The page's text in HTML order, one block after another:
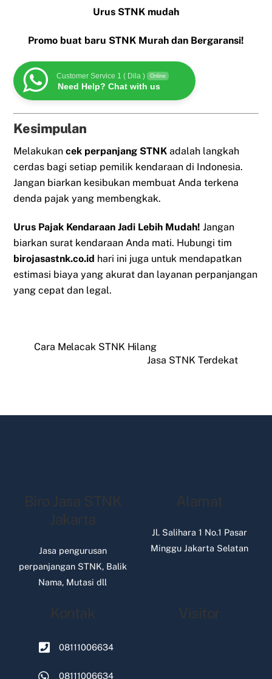
Urus STNK mudah
Promo buat baru STNK Murah dan Bergaransi!
Customer Service 1 ( Dila ) Online
Need Help? Chat with us
Kesimpulan
Melakukancek perpanjang STNK adalah langkah
cerdas bagi setiap pemilik kendaraan di Indonesia.
Jangan biarkan kesibukan membuat Anda terkena
denda pajak yang membengkak.
Urus Pajak Kendaraan Jadi Lebih Mudah! Jangan
biarkan surat kendaraan Anda mati. Hubungi tim
birojasastnk.co.id hari ini juga untuk mendapatkan
estimasi biaya yang akurat dan layanan perpanjangan
yang cepat dan legal.
Cara Melacak STNK Hilang
Jasa STNK Terdekat
Biro Jasa STNK
Jakarta
Jasa pengurusan
perpanjangan STNK, Balik
Nama, Mutasi dll
Alamat
Jl. Salihara 1 No.1 Pasar
Minggu Jakarta Selatan
Kontak
08111006634
08111006634
Visitor